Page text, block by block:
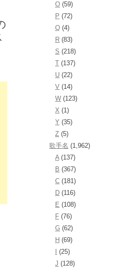
O (59)
P (72)
Q (4)
R (83)
S (218)
T (137)
U (22)
V (14)
W (123)
X (1)
Y (35)
Z (5)
歌手名 (1,962)
A(137)
B (367)
C (181)
D (116)
E (108)
F (76)
G (62)
H (69)
(25)
J (128)